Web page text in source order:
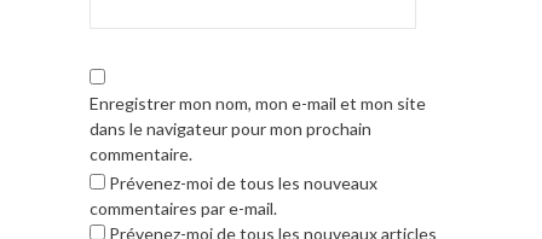
Enregistrer mon nom, mon e-mail et mon site
dans le navigateur pour mon prochain
commentaire.
Prévenez-moi de tous les nouveaux
commentaires par e-mail.
Prévenez-moi de tous les nouveaux articles